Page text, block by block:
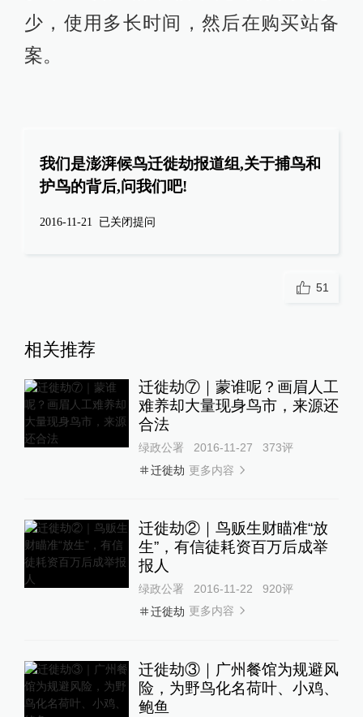
少，使用多长时间，然后在购买站备
案。
我们是澎湃候鸟迁徙劫报道组,关于捕鸟和
护鸟的背后,问我们吧!
2016-11-21 已关闭提问
51
相关推荐
迁徙劫⑦｜蒙谁呢？画眉人工
难养却大量现身鸟市，来源还
合法
绿政公署 2016-11-27 373评
迁徙劫 更多内容
迁徙劫②｜鸟贩生财瞄准“放
生”，有信徒耗资百万后成举
报人
绿政公署 2016-11-22 920评
迁徙劫 更多内容
迁徙劫③｜广州餐馆为规避风
险，为野鸟化名荷叶、小鸡、
鲍鱼